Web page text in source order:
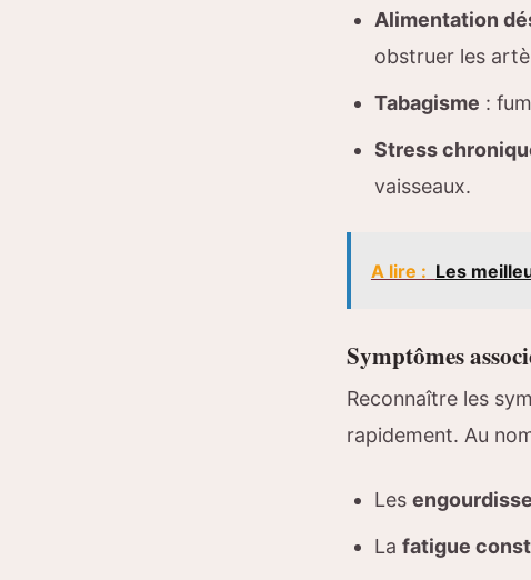
Alimentation
obstruer les
Tabagisme :
Stress
vaisseaux.
A lire : Les
Symptômes
Reconnaître les
rapidement. Au
Les
Lafatigue